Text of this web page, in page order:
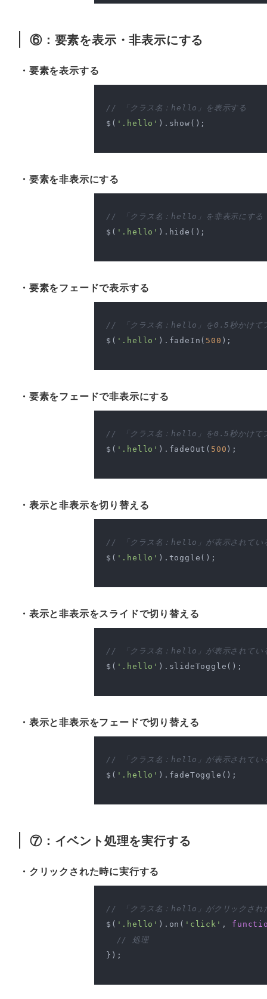
⑥：要素を表示・非表示にする
・要素を表示する
// 「クラス名：hello」を表示する
$( '.hello' ).show();
・要素を非表示にする
// 「クラス名：hello」を非表示にする
$( '.hello' ).hide();
・要素をフェードで表示する
// 「クラス名：hello」を0.5秒かけて
$( '.hello' ).fadeIn( 500 );
・要素をフェードで非表示にする
// 「クラス名：hello」を0.5秒かけてフ
$( '.hello' ).fadeOut( 500 );
・表示と非表示を切り替える
// 「クラス名：hello」が表示されてい
$( '.hello' ).toggle();
・表示と非表示をスライドで切り替える
// 「クラス名：hello」が表示されている
$( '.hello' ).slideToggle();
・表示と非表示をフェードで切り替える
// 「クラス名：hello」が表示されている
$( '.hello' ).fadeToggle();
⑦：イベント処理を実行する
・クリックされた時に実行する
// 「クラス名：hello」がクリックされ
$( '.hello' ).on( 'click' ,
// 処理
});